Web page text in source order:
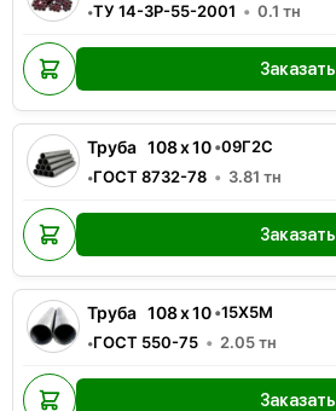
•ТУ 14-3Р-55-2001 0.1 тн
Заказать
Труба 108x10•09Г2С
•ГОСТ 8732-78 3.81 тн
Заказать
Труба 108x10•15Х5М
•ГОСТ 550-75 2.05тн
Заказать